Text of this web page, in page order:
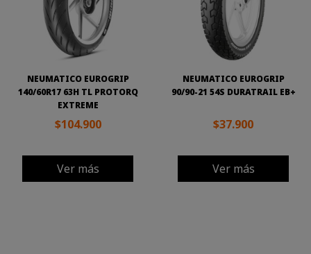
NEUMATICO EUROGRIP
140/60R17 63H TL PROTORQ
EXTREME
$104.900
Ver más
NEUMATICO EUROGRIP
90/90-21 54S DURATRAIL EB+
$37.900
Ver más